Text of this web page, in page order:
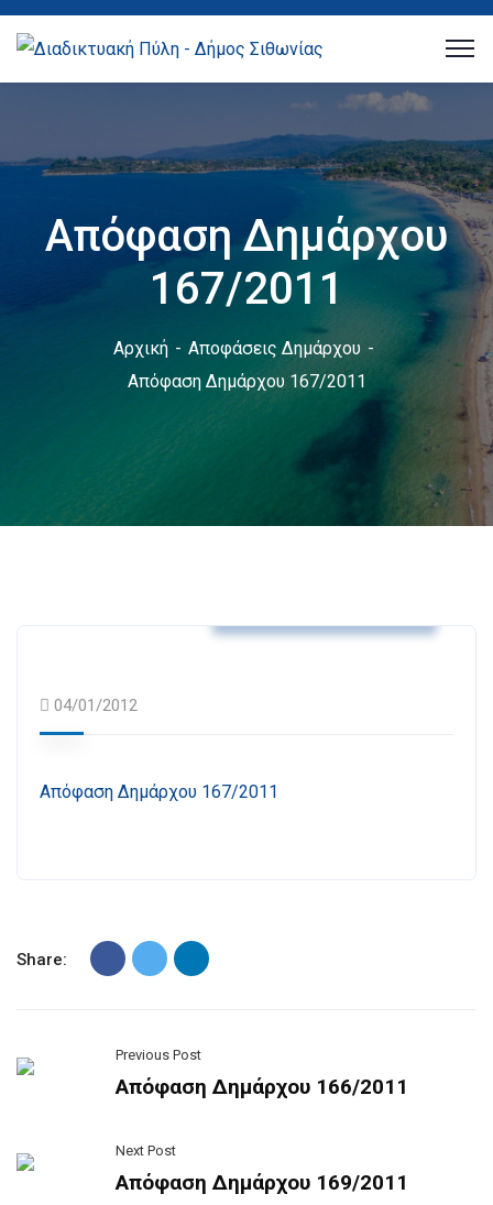
Απόφαση Δημάρχου
167/2011
Αρχική
Αποφάσεις Δημάρχου
Απόφαση Δημάρχου 167/2011
04/01/2012
Απόφαση Δημάρχου 167/2011
Share:
Previous Post
Απόφαση Δημάρχου 166/2011
Next Post
Απόφαση Δημάρχου 169/2011